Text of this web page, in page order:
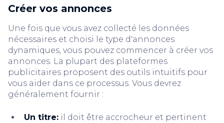
Créer vos annonces
Une fois que vous avez collecté les données
nécessaires et choisi le type d'annonces
dynamiques, vous pouvez commencer à créer vos
annonces. La plupart des plateformes
publicitaires proposent des outils intuitifs pour
vous aider dans ce processus. Vous devrez
généralement fournir :
Un titre: il doit être accrocheur et pertinent